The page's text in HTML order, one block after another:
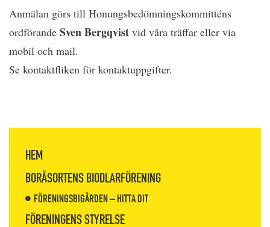
Anmälan görs till Honungsbedömningskommitténs
ordförande Sven Bergqvist vid våra träffar eller via
mobil och mail.
Se kontaktfliken för kontaktuppgifter.
HEM
BORÅSORTENS BIODLARFÖRENING
FÖRENINGSBIGÅRDEN – HITTA DIT
FÖRENINGENS STYRELSE